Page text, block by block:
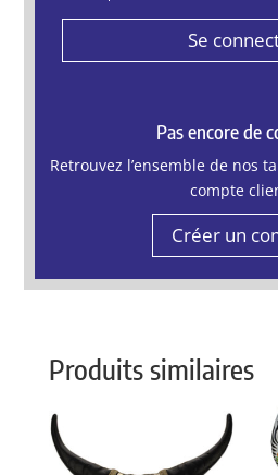
Se
Pas encore de
Retrouvez l’ensemble de nos
compte
Créer un
Produits similaires